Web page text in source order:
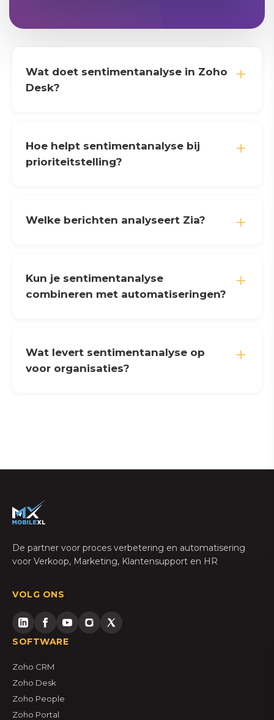
Wat doet sentimentanalyse in Zoho
Desk?
Hoe helpt sentimentanalyse bij
prioriteitstelling?
Welke berichten analyseert Zia?
Kun je sentimentanalyse
combineren met automatiseringen?
Wat levert sentimentanalyse op
voor organisaties?
De partner voor proces verbetering en automatisering
voor Verkoop, Marketing, Klantensupport en HR
VOLG ONS
SOFTWARE
Zoho CRM
Zoho Desk
Zoho People
Zoho Portal